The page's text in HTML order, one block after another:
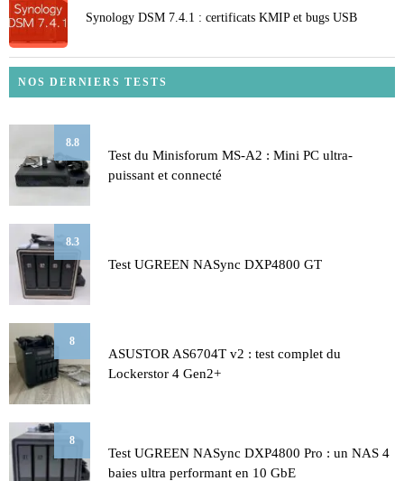
Synology DSM 7.4.1 : certificats KMIP et bugs USB
NOS DERNIERS TESTS
8.8
Test du Minisforum MS-A2 : Mini PC ultra-
puissant et connecté
8.3
Test UGREEN NASync DXP4800 GT
8
ASUSTOR AS6704T v2 : test complet du
Lockerstor 4 Gen2+
8
Test UGREEN NASync DXP4800 Pro : un NAS 4
baies ultra performant en 10 GbE